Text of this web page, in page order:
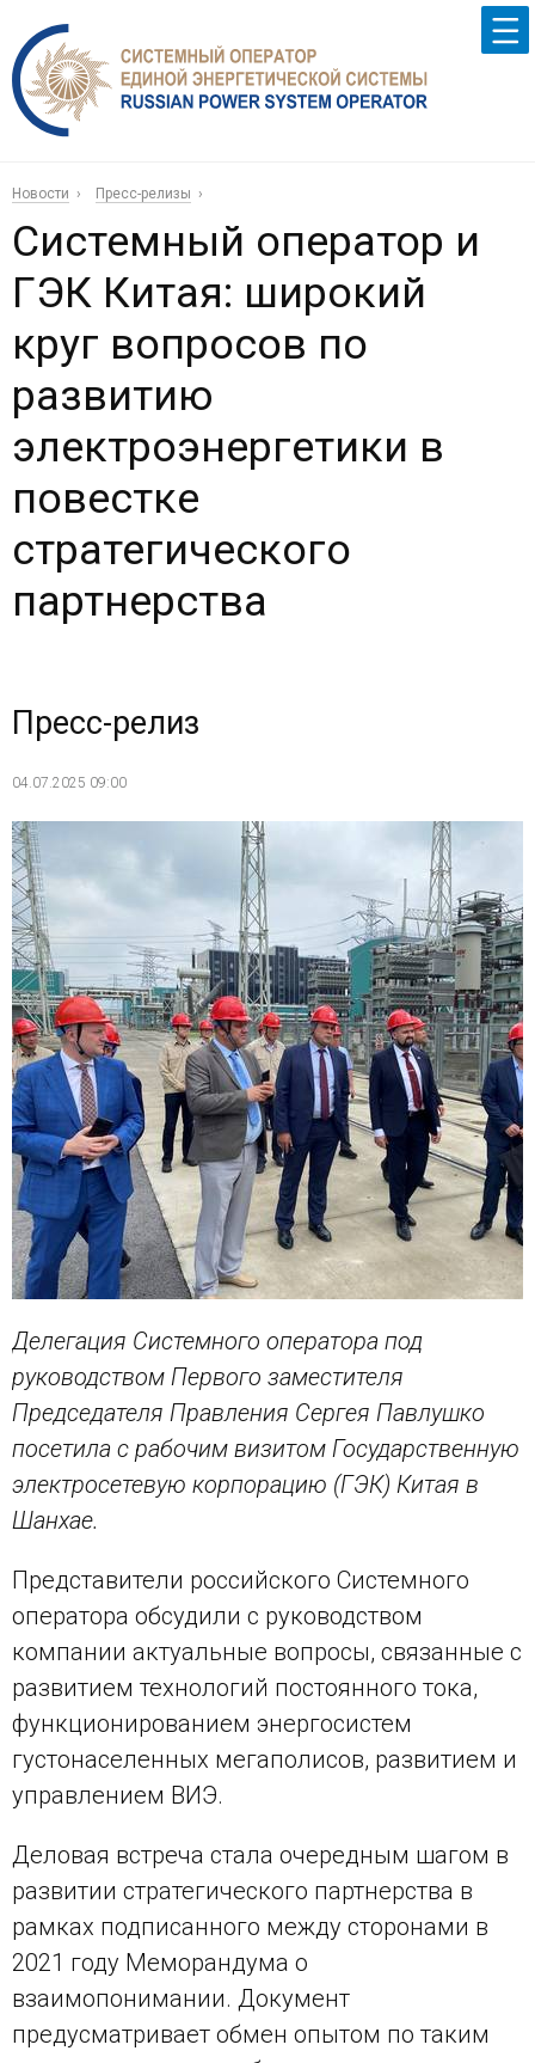
Новости Пресс-релизы
Системный оператор и
ГЭК Китая: широкий
круг вопросов по
развитию
электроэнергетики в
повестке
стратегического
партнерства
Пресс-релиз
04.07.2025 09:00
Делегация Системного оператора под
руководством Первого заместителя
Председателя Правления Сергея Павлушко
посетила с рабочим визитом Государственную
электросетевую корпорацию (ГЭК) Китая в
Шанхае.
Представители российского Системного
оператора обсудили с руководством
компании актуальные вопросы, связанные с
развитием технологий постоянного тока,
функционированием энергосистем
густонаселенных мегаполисов, развитием и
управлением ВИЭ.
Деловая встреча стала очередным шагом в
развитии стратегического партнерства в
рамках подписанного между сторонами в
2021 году Меморандума о
взаимопонимании. Документ
предусматривает обмен опытом по таким